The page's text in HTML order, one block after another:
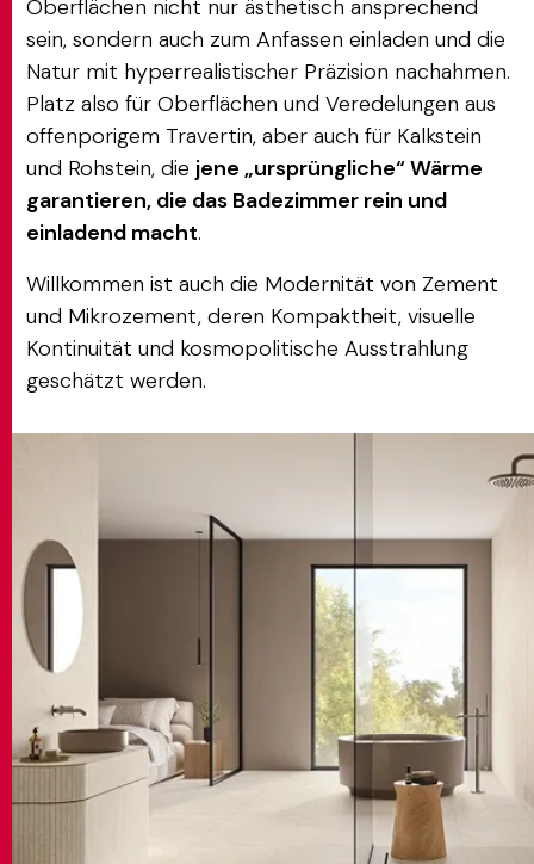
Oberflächen nicht nur ästhetisch ansprechend
sein, sondern auch zum Anfassen einladen und die
Natur mit hyperrealistischer Präzision nachahmen.
Platz also für Oberflächen und Veredelungen aus
offenporigem Travertin, aber auch für Kalkstein
und Rohstein, die jene „ursprüngliche“ Wärme
garantieren, die das Badezimmer rein und
einladend macht.
Willkommen ist auch die Modernität von Zement
und Mikrozement, deren Kompaktheit, visuelle
Kontinuität und kosmopolitische Ausstrahlung
geschätzt werden.